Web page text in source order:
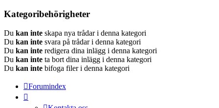
Kategoribehörigheter
Du kan inte skapa nya trådar i denna kategori
Du kan inte svara på trådar i denna kategori
Du kan inte redigera dina inlägg i denna kategori
Du kan inte ta bort dina inlägg i denna kategori
Du kan inte bifoga filer i denna kategori
Forumindex